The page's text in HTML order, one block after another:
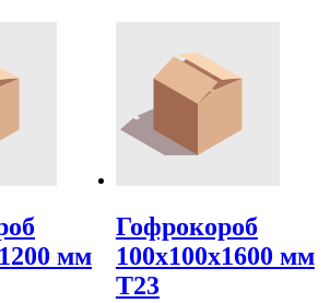
мм
Гофрокороб
100х100х1600 мм
Т23